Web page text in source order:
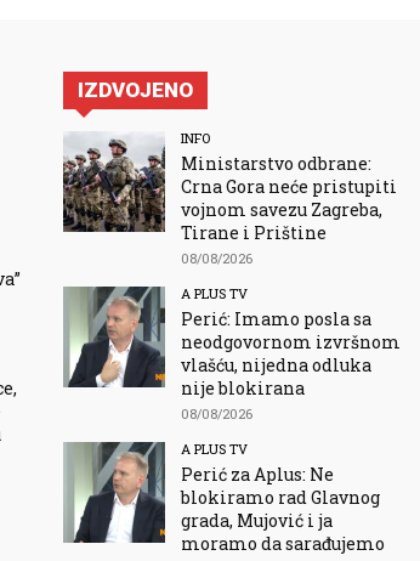
IZDVOJENO
INFO
Ministarstvo odbrane:
Crna Gora neće pristupiti
vojnom savezu Zagreba,
Tirane i Prištine
08/08/2026
A PLUS TV
Perić: Imamo posla sa
neodgovornom izvršnom
vlašću, nijedna odluka
nije blokirana
08/08/2026
A PLUS TV
Perić za Aplus: Ne
blokiramo rad Glavnog
grada, Mujović i ja
moramo da sarađujemo